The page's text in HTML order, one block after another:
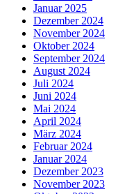
Januar 2025
Dezember 2024
November 2024
Oktober 2024
September 2024
August 2024
Juli 2024
Juni 2024
Mai 2024
April 2024
März 2024
Februar 2024
Januar 2024
Dezember 2023
November 2023